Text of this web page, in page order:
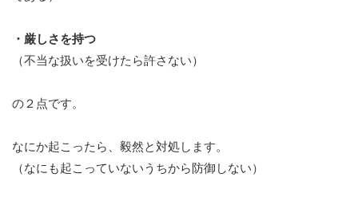
・厳しさを持つ
（不当な扱いを受けたら許さない）
の２点です。
なにか起こったら、毅然と対処します。
（なにも起こっていないうちから防御しない）